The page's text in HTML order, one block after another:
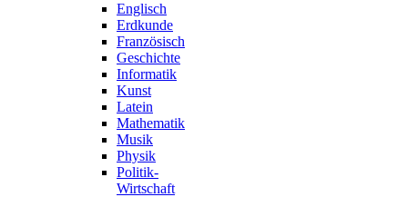
Englisch
Erdkunde
Französisch
Geschichte
Informatik
Kunst
Latein
Mathematik
Musik
Physik
Politik-
Wirtschaft